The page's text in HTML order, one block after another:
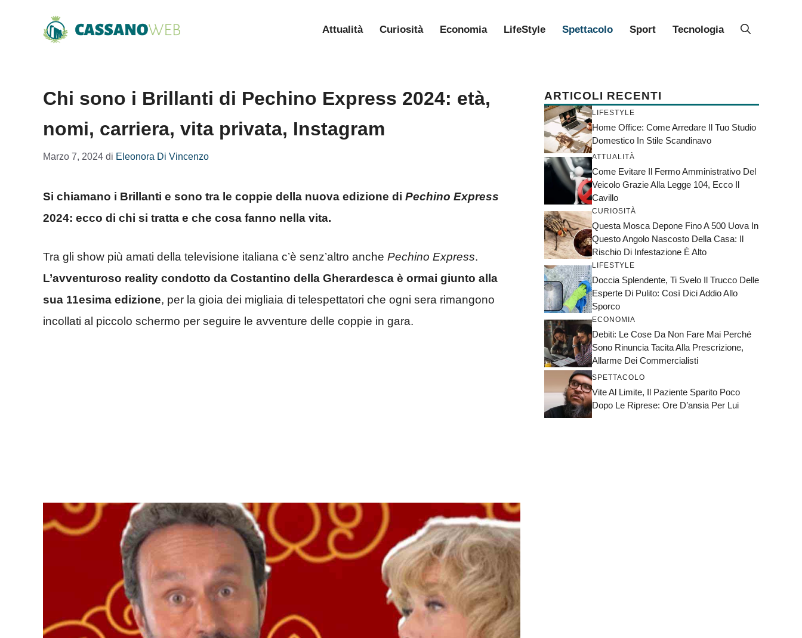
Attualità Curiosità Economia LifeStyle Spettacolo Sport Tecnologia
Chi sono i Brillanti di Pechino Express 2024: età,
nomi, carriera, vita privata, Instagram
Marzo 7, 2024 di Eleonora Di Vincenzo
Si chiamano i Brillanti e sono tra le coppie della nuova edizione di Pechino Express
2024: ecco di chi si tratta e che cosa fanno nella vita.
Tra gli show più amati della televisione italiana c’è senz’altro anche Pechino Express.
L’avventuroso reality condotto da Costantino della Gherardesca è ormai giunto alla
sua 11esima edizione, per la gioia dei migliaia di telespettatori che ogni sera rimangono
incollati al piccolo schermo per seguire le avventure delle coppie in gara.
ARTICOLI RECENTI
LIFESTYLE
Home Office: Come Arredare Il Tuo Studio
Domestico In Stile Scandinavo
ATTUALITÀ
Come Evitare Il Fermo Amministrativo Del
Veicolo Grazie Alla Legge 104, Ecco Il
Cavillo
CURIOSITÀ
Questa Mosca Depone Fino A 500 Uova In
Questo Angolo Nascosto Della Casa: Il
Rischio Di Infestazione È Alto
LIFESTYLE
Doccia Splendente, Ti Svelo Il Trucco Delle
Esperte Di Pulito: Così Dici Addio Allo
Sporco
ECONOMIA
Debiti: Le Cose Da Non Fare Mai Perché
Sono Rinuncia Tacita Alla Prescrizione,
Allarme Dei Commercialisti
SPETTACOLO
Vite Al Limite, Il Paziente Sparito Poco
Dopo Le Riprese: Ore D’ansia Per Lui